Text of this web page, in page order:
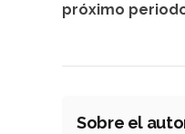
próximo
Sobre el